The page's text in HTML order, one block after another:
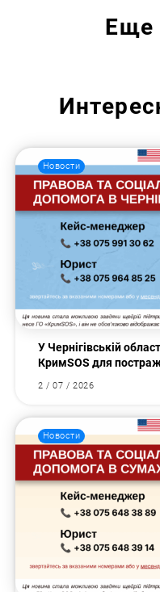
Еще
Новости
У Чернігівській
КримSOS для
2 / 07 / 2026
Новости